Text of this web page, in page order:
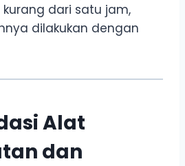
dari satu jam,
dilakukan dengan
Alat
dan